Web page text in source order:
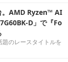
。AMD Ryzen™ AI
D」で『Fo
のレースタイトルを